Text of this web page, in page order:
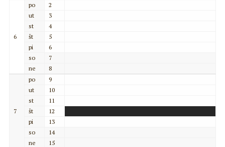
6
po
2
ut
3
st
4
št
5
pi
6
so
7
ne
8
7
po
9
ut
10
st
11
št
12
pi
13
so
14
ne
15